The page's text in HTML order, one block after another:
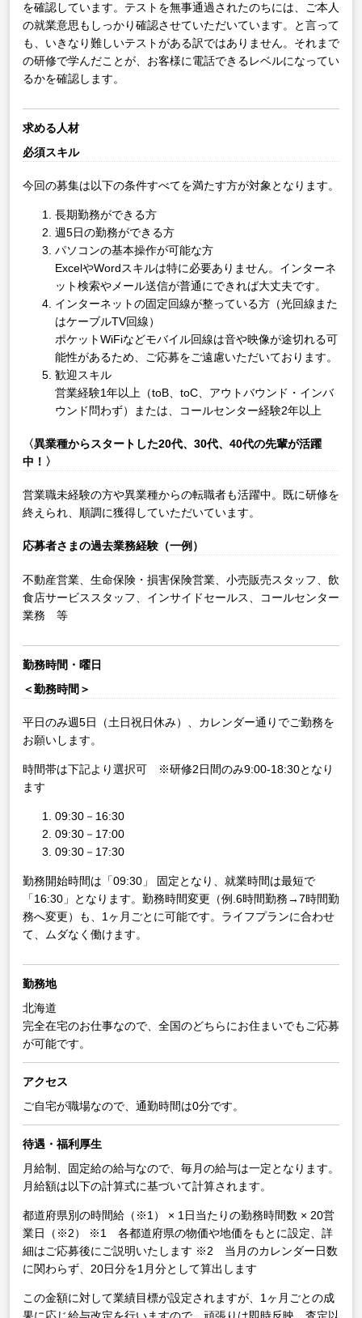
を確認しています。テストを無事通過されたのちには、ご本人
の就業意思もしっかり確認させていただいています。と言って
も、いきなり難しいテストがある訳ではありません。それまで
の研修で学んだことが、お客様に電話できるレベルになってい
るかを確認します。
求める人材
必須スキル
今回の募集は以下の条件すべてを満たす方が対象となります。
長期勤務ができる方
週5日の勤務ができる方
パソコンの基本操作が可能な方
ExcelやWordスキルは特に必要ありません。インターネ
ット検索やメール送信が普通にできれば大丈夫です。
インターネットの固定回線が整っている方（光回線また
はケーブルTV回線）
ポケットWiFiなどモバイル回線は音や映像が途切れる可
能性があるため、ご応募をご遠慮いただいております。
歓迎スキル
営業経験1年以上（toB、toC、アウトバウンド・インバ
ウンド問わず）または、コールセンター経験2年以上
〈異業種からスタートした20代、30代、40代の先輩が活躍
中！〉
営業職未経験の方や異業種からの転職者も活躍中。既に研修を
終えられ、順調に獲得していただいています。
応募者さまの過去業務経験（一例）
不動産営業、生命保険・損害保険営業、小売販売スタッフ、飲
食店サービススタッフ、インサイドセールス、コールセンター
業務 等
勤務時間・曜日
＜勤務時間＞
平日のみ週5日（土日祝日休み）、カレンダー通りでご勤務を
お願いします。
時間帯は下記より選択可 ※研修2日間のみ9:00-18:30となり
ます
09:30－16:30
09:30－17:00
09:30－17:30
勤務開始時間は「09:30」 固定となり、就業時間は最短で
「16:30」となります。勤務時間変更（例.6時間勤務→7時間勤
務へ変更）も、1ヶ月ごとに可能です。ライフプランに合わせ
て、ムダなく働けます。
勤務地
北海道
完全在宅のお仕事なので、全国のどちらにお住まいでもご応募
が可能です。
アクセス
ご自宅が職場なので、通勤時間は0分です。
待遇・福利厚生
月給制、固定給の給与なので、毎月の給与は一定となります。
月給額は以下の計算式に基づいて計算されます。
都道府県別の時間給（※1） × 1日当たりの勤務時間数 × 20営
業日（※2）
※1 各都道府県の物価や地価をもとに設定、詳
細はご応募後にご説明いたします ※2 当月のカレンダー日数
に関わらず、20日分を1月分として算出します
この金額に対して業績目標が設定されますが、1ヶ月ごとの成